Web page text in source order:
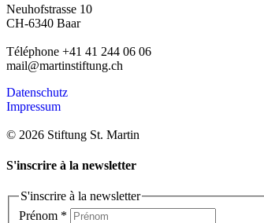
Neuhofstrasse 10
CH-6340 Baar
Téléphone +41 41 244 06 06
mail@martinstiftung.ch
Datenschutz
Impressum
© 2026 Stiftung St. Martin
S'inscrire à la newsletter
S'inscrire à la newsletter
Prénom *